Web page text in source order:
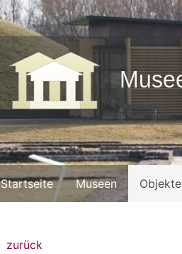
Startseite Museen Objekte
zurück